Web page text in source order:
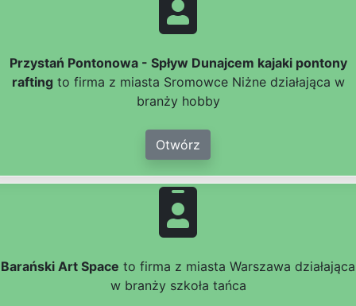
Przystań Pontonowa - Spływ Dunajcem kajaki pontony
rafting to firma z miasta Sromowce Niżne działająca w
branży hobby
Otwórz
Barański Art Space to firma z miasta Warszawa działająca
w branży szkoła tańca